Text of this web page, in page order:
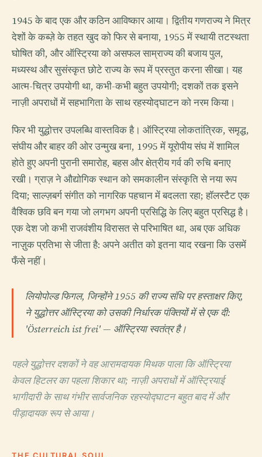
1945 के बाद एक और कठिन आविष्कार आया। द्वितीय गणराज्य ने मित्र
देशों के कब्ज़े के तहत खुद को फिर से बनाया, 1955 में स्थायी तटस्थता
घोषित की, और ऑस्ट्रिया को असफल साम्राज्य की बजाय पुल,
मध्यस्थ और सुसंस्कृत छोटे राज्य के रूप में प्रस्तुत करना सीखा। यह
आत्म-चित्र उपयोगी था, कभी-कभी बहुत उपयोगी; दशकों तक इसने
नाज़ी अपराधों में सहभागिता के साथ रहस्योद्घाटन को नरम किया।
फिर भी युद्धोत्तर उपलब्धि वास्तविक है। ऑस्ट्रिया लोकतांत्रिक, समृद्ध,
संघीय और बाहर की ओर उन्मुख बना, 1995 में यूरोपीय संघ में शामिल
होते हुए अपनी पुरानी समारोह, बहस और क्षेत्रीय गर्व की रुचि बनाए
रखी। ग्राज़ ने औद्योगिक स्थान को समकालीन संस्कृति से नया रूप
दिया; साल्ज़बर्ग संगीत को नागरिक पहचान में बदलता रहा; हॉलस्टैट एक
वैश्विक छवि बन गया जो लगभग अपनी प्रसिद्धि के लिए बहुत प्रसिद्ध है।
एक देश जो कभी राजवंशीय विरासत से परिभाषित था, अब एक अधिक
नाज़ुक प्रतिभा से जीता है: अपने अतीत को इतना याद रखना कि उसमें
फँसे नहीं।
लियोपोल्ड फिगल, जिन्होंने 1955 की राज्य संधि पर हस्ताक्षर किए,
ने युद्धोत्तर ऑस्ट्रिया को उसकी निर्धारक पंक्तियों में से एक दी:
'Österreich ist frei' — ऑस्ट्रिया स्वतंत्र है।
पहले युद्धोत्तर दशकों ने वह आरामदायक मिथक पाला कि ऑस्ट्रिया
केवल हिटलर का पहला शिकार था; नाज़ी अपराधों में ऑस्ट्रियाई
भागीदारी के साथ गंभीर सार्वजनिक रहस्योद्घाटन बहुत बाद में और
पीड़ादायक रूप से आया।